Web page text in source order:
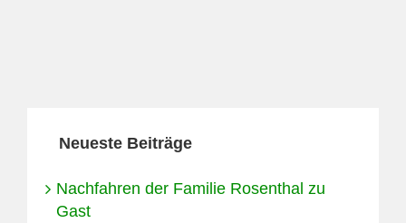
Neueste Beiträge
Nachfahren der Familie Rosenthal zu
Gast